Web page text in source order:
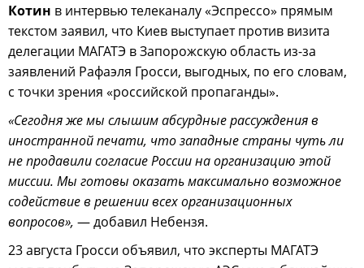
Котин в интервью телеканалу «Эспрессо» прямым
текстом заявил, что Киев выступает против визита
делегации МАГАТЭ в Запорожскую область из-за
заявлений Рафаэля Гросси, выгодных, по его словам,
с точки зрения «российской пропаганды».
«Сегодня же мы слышим абсурдные рассуждения в
иностранной печати, что западные страны чуть ли
не продавили согласие России на организацию этой
миссии. Мы готовы оказать максимально возможное
содействие в решении всех организационных
вопросов», — добавил Небензя.
23 августа Гросси объявил, что эксперты МАГАТЭ